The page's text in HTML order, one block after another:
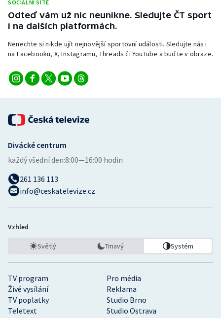
SOCIÁLNÍ SÍTĚ
Odteď vám už nic neunikne. Sledujte ČT sport
i na dalších platformách.
Nenechte si nikde ujít nejnovější sportovní události. Sledujte nás i
na Facebooku, X, Instagramu, Threads či YouTube a buďte v obraze.
TV program
Pro média
Živé vysílání
Reklama
TV poplatky
Studio Brno
Teletext
Studio Ostrava
Divácké centrum
každý všední den:8:00—16:00 hodin
261 136 113
info@ceskatelevize.cz
Vzhled
Světlý Tmavý Systém